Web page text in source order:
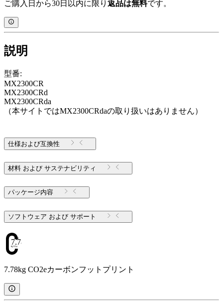
ご購入日から30日以内に限り 返品は無料です。
説明
型番:
MX2300CR
MX2300CRd
MX2300CRda
（本サイトではMX2300CRdaの取り扱いはありません）
仕様および互換性
材料 および サステナビリティ
パッケージ内容
ソフトウェア および サポート
7.78
7.78kg CO2eカーボンフットプリント